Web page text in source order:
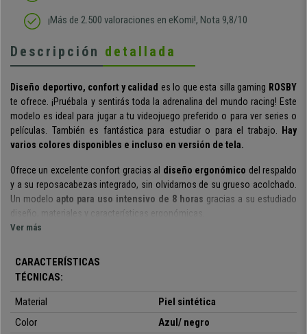
¡Más de 2.500 valoraciones en eKomi!, Nota 9,8/10
Descripción detallada
Diseño deportivo, confort y calidad es lo que esta silla gaming ROSBY
te ofrece. ¡Pruébala y sentirás toda la adrenalina del mundo racing! Este
modelo es ideal para jugar a tu videojuego preferido o para ver series o
películas. También es fantástica para estudiar o para el trabajo.
Hay
varios colores disponibles e incluso en versión de tela.
Ofrece un excelente confort gracias al diseño ergonómico del respaldo
y a su reposacabezas integrado, sin olvidarnos de su grueso acolchado.
Un modelo apto para uso intensivo de 8 horas gracias a su estudiado
diseño, materiales y características ergonómicas.
completas. Por si fuera poco, también tiene un
de reclinación.
Cada detalle hace que sea una silla única y exclusiva.
calidad escogidos garantizan una larga durabilidad. Está tapizada en
Ver más
CARACTERÍSTICAS
TÉCNICAS:
Material
Piel sintética
Color
Azul/ negro